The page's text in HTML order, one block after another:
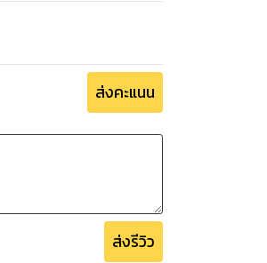
ส่งคะแนน
ส่งรีวิว